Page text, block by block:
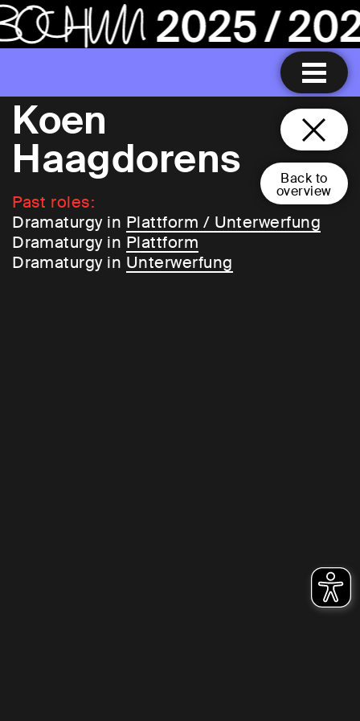
Back to
overview
Koen
Haagdorens
Past roles:
Dramaturgy in Plattform / Unterwerfung
Dramaturgy in Plattform
Dramaturgy in Unterwerfung